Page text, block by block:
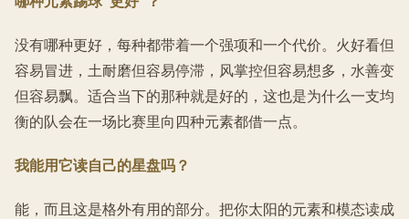
没有哪种更好，每种都带着一个强项和一个代价。火好看但
容易冒进，土耐磨但容易停滞，风掌控但容易想多，水善变
但容易飘。适合当下的那种就是好的，这也是为什么一支均
衡的队会在一场比赛里向四种元素都借一点。
我能用它读自己的星盘吗？
能，而且这是格外有用的部分。把你太阳的元素和模态读成